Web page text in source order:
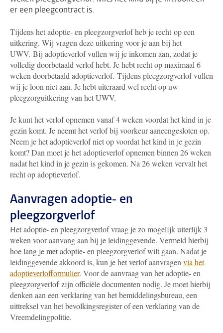
er een pleegcontract is.
Tijdens het adoptie- en pleegzorgverlof heb je recht op een
uitkering. Wij vragen deze uitkering voor je aan bij het
UWV. Bij adoptieverlof vullen wij je inkomen aan, zodat je
volledig doorbetaald verlof hebt. Je hebt recht op maximaal 6
weken doorbetaald adoptieverlof. Tijdens pleegzorgverlof vullen
wij je loon niet aan. Je hebt uiteraard wel recht op uw
pleegzorguitkering van het UWV.
Je kunt het verlof opnemen vanaf 4 weken voordat het kind in je
gezin komt. Je neemt het verlof bij voorkeur aaneengesloten op.
Neem je het adoptieverlof niet op voordat het kind in je gezin
komt? Dan moet je het adoptieverlof opnemen binnen 26 weken
nadat het kind in je gezin is gekomen. Na 26 weken vervalt het
recht op adoptieverlof.
Aanvragen adoptie- en
pleegzorgverlof
Het adoptie- en pleegzorgverlof vraag je zo mogelijk uiterlijk 3
weken voor aanvang aan bij je leidinggevende. Vermeld hierbij
hoe lang je met adoptie- en pleegzorgverlof wilt gaan. Nadat je
leidinggevende akkoord is, kun je het verlof aanvragen via het
adoptieverlofformulier. Voor de aanvraag van het adoptie- en
pleegzorgverlof zijn officiële documenten nodig. Je moet hierbij
denken aan een verklaring van het bemiddelingsbureau, een
uittreksel van het bevolkingsregister of een verklaring van de
Vreemdelingpolitie.